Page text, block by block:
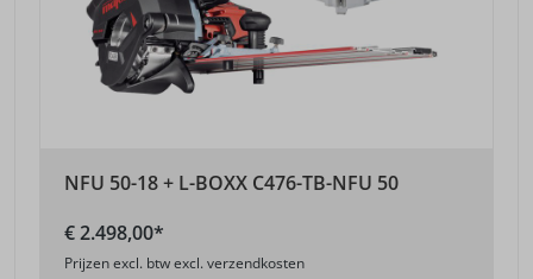
NFU 50-18 + L-BOXX C476-TB-NFU 50
€ 2.498,00*
Prijzen excl. btw excl. verzendkosten